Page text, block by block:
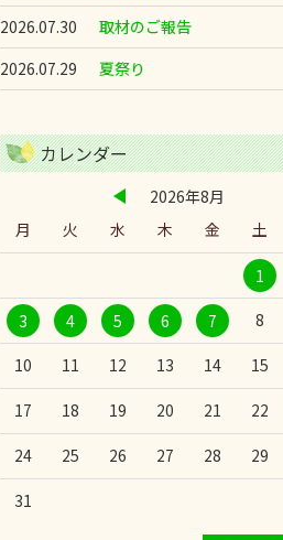
2026.07.30
取材のご報告
2026.07.29
夏祭り
カレンダー
2026年8月
月
火 水 木 金 土
1
3 4 5 6 7 8
10 11 12 13 14 15
17 18 19 20 21 22
24 25 26 27 28 29
31